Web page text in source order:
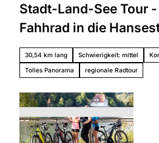
Aktiv
etter
s mit
Kindern
die
Region
Überbli
Grimm
Nordhe
ssen
Stadt-Land-See Tour
Fahhrad in die
30,54 km lang Schwierigkeit: mittel
Tolles Panorama regionale Radtour